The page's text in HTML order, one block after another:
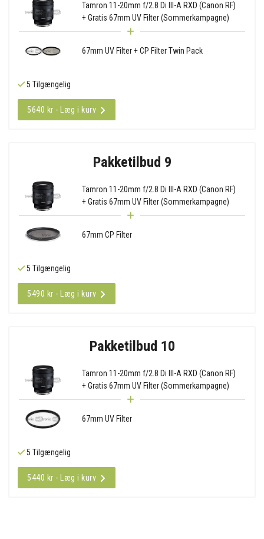
Tamron 11-20mm f/2.8 Di III-A RXD (Canon RF)
+ Gratis 67mm UV Filter (Sommerkampagne)
67mm UV Filter + CP Filter Twin Pack
5 Tilgængelig
5640 kr - Læg i kurv
Pakketilbud 9
Tamron 11-20mm f/2.8 Di III-A RXD (Canon RF)
+ Gratis 67mm UV Filter (Sommerkampagne)
67mm CP Filter
5 Tilgængelig
5490 kr - Læg i kurv
Pakketilbud 10
Tamron 11-20mm f/2.8 Di III-A RXD (Canon RF)
+ Gratis 67mm UV Filter (Sommerkampagne)
67mm UV Filter
5 Tilgængelig
5440 kr - Læg i kurv